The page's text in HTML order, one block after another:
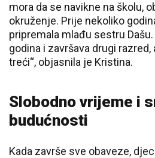
mora da se navikne na školu,
okruženje. Prije nekoliko
pripremala mlađu sestru
godina i završava drugi razred,
treći“, objasnila je Kristina.
Slobodno vrijeme i
budućnosti
Kada završe sve obaveze,